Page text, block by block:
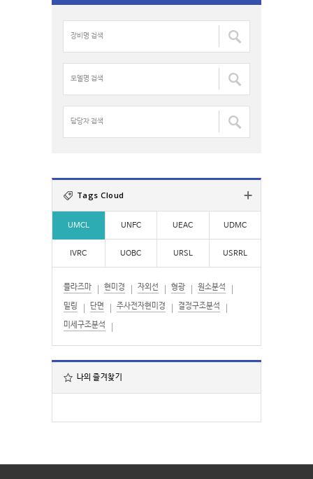
명
색
:
델
명
:자
:
Tags Cloud
UMCL UNFC UEAC UDMC
IVRC UOBC URSL USRRL
플라즈마 현미경 자외선 형광 원소분석
밀링 단면 주사전자현미경 결정구조분석
미세구조분석
나의 즐겨찾기